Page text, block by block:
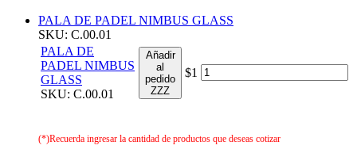
PALA DE PADEL NIMBUS GLASS
SKU: C.00.01
PALA DE
PADEL NIMBUS
GLASS
SKU: C.00.01
Añadir
al
pedido
ZZZ
$1
(*)Recuerda ingresar la cantidad de productos que deseas cotizar